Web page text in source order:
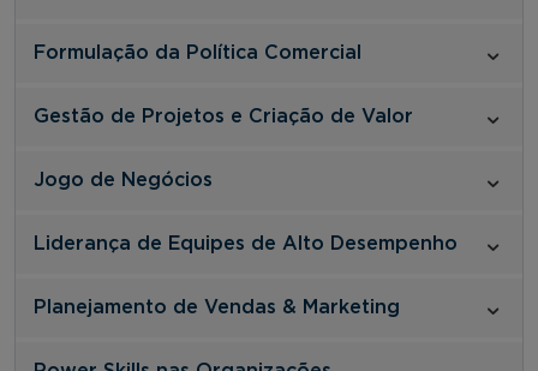
Formulação da Política Comercial
Gestão de Projetos e Criação de Valor
Jogo de Negócios
Liderança de Equipes de Alto Desempenho
Planejamento de Vendas & Marketing